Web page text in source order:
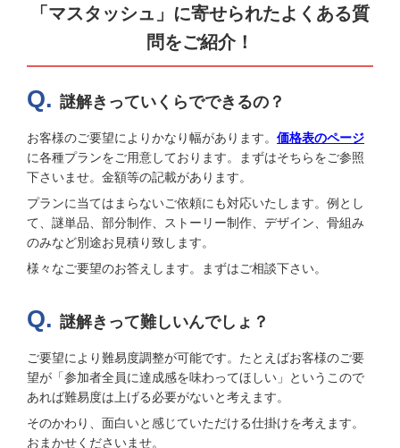
「マスタッシュ」に寄せられたよくある質
問をご紹介！
謎解きっていくらでできるの？
お客様のご要望によりかなり幅があります。 価格表のページ
に各種プランをご用意しております。まずはそちらをご参照
下さいませ。金額等の記載があります。
プランに当てはまらないご依頼にも対応いたします。例とし
て、謎単品、部分制作、ストーリー制作、デザイン、骨組み
のみなど別途お見積り致します。
様々なご要望のお答えします。まずはご相談下さい。
謎解きって難しいんでしょ？
ご要望により難易度調整が可能です。たとえばお客様のご要
望が「参加者全員に達成感を味わってほしい」というこので
あれば難易度は上げる必要がないと考えます。
そのかわり、面白いと感じていただける仕掛けを考えます。
おまかせくださいませ。